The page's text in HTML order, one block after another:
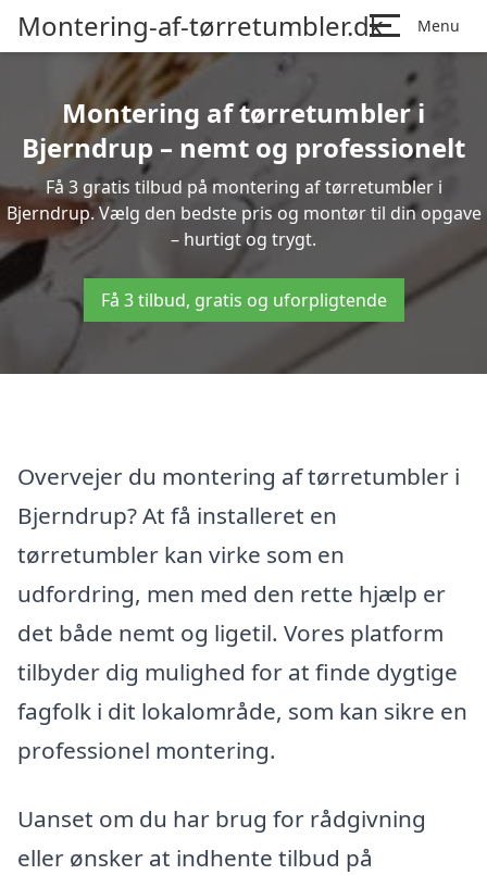
Montering-af-tørretumbler.dk Menu
Montering af tørretumbler i
Bjerndrup – nemt og professionelt
Få 3 gratis tilbud på montering af tørretumbler i
Bjerndrup. Vælg den bedste pris og montør til din opgave
– hurtigt og trygt.
Få 3 tilbud, gratis og uforpligtende
Overvejer du montering af tørretumbler i
Bjerndrup? At få installeret en
tørretumbler kan virke som en
udfordring, men med den rette hjælp er
det både nemt og ligetil. Vores platform
tilbyder dig mulighed for at finde dygtige
fagfolk i dit lokalområde, som kan sikre en
professionel montering.
Uanset om du har brug for rådgivning
eller ønsker at indhente tilbud på